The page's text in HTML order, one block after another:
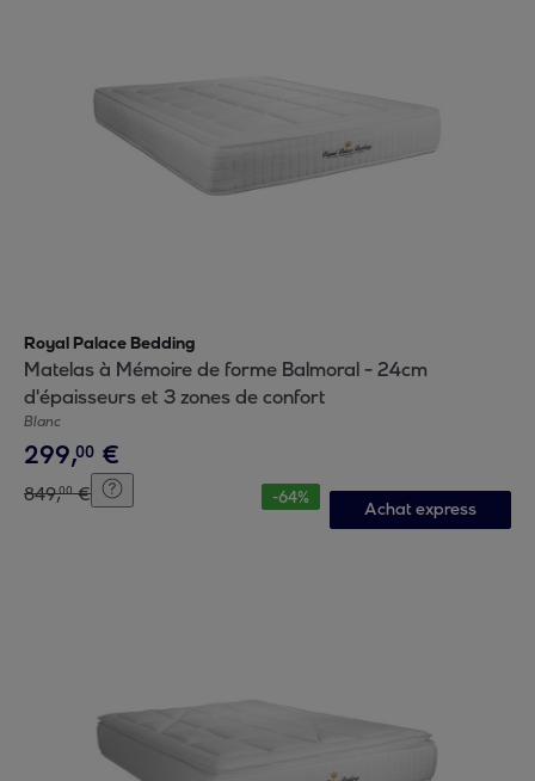
Royal Palace Bedding
Matelas à Mémoire de forme Balmoral - 24cm
d'épaisseurs et 3 zones de confort
Blanc
299,00 €
849,00 € -64%
Achat express